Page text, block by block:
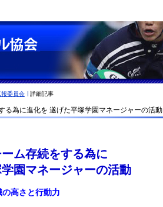
報委員会 詳細記事
る為に進化を 遂げた平塚学園マネージャーの活動